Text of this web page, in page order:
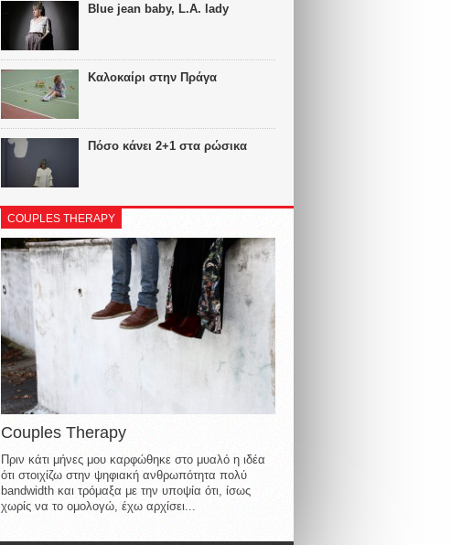
Blue jean baby, L.A. lady
Καλοκαίρι στην Πράγα
Πόσο κάνει 2+1 στα ρώσικα
COUPLES THERAPY
Couples Therapy
Πριν κάτι μήνες μου καρφώθηκε στο μυαλό η ιδέα
ότι στοιχίζω στην ψηφιακή ανθρωπότητα πολύ
bandwidth και τρόμαξα με την υποψία ότι, ίσως
χωρίς να το ομολογώ, έχω αρχίσει...